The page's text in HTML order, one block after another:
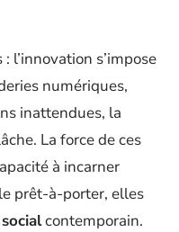
l’innovation s’impose
numériques,
inattendues, la
La force de ces
à incarner
prêt-à-porter, elles
contemporain.